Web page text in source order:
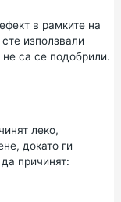
в рамките на
използвали
са се подобрили.
леко,
докато ги
причинят: